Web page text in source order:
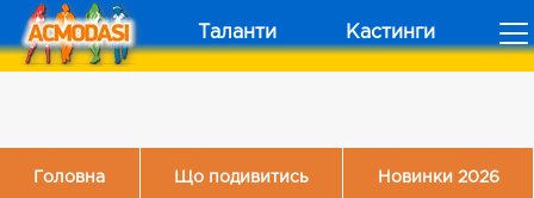
Таланти Кастинги
Головна Що подивитись Новинки 2026